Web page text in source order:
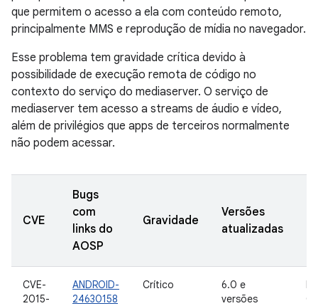
que permitem o acesso a ela com conteúdo remoto,
principalmente MMS e reprodução de mídia no navegador.
Esse problema tem gravidade crítica devido à
possibilidade de execução remota de código no
contexto do serviço do mediaserver. O serviço de
mediaserver tem acesso a streams de áudio e vídeo,
além de privilégios que apps de terceiros normalmente
não podem acessar.
CVE
Bugs
com
links do
AOSP
Gravidade
Versões
atualizadas
CVE-
2015-
ANDROID-
24630158
Crítico
6.0 e
versões